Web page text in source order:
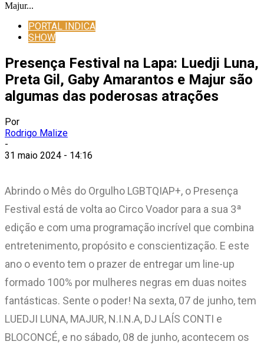
Majur...
PORTAL INDICA
SHOW
Presença Festival na Lapa: Luedji Luna,
Preta Gil, Gaby Amarantos e Majur são
algumas das poderosas atrações
Por
Rodrigo Malize
-
31 maio 2024 - 14:16
Abrindo o Mês do Orgulho LGBTQIAP+, o Presença
Festival está de volta ao Circo Voador para a sua 3ª
edição e com uma programação incrível que combina
entretenimento, propósito e conscientização. E este
ano o evento tem o prazer de entregar um line-up
formado 100% por mulheres negras em duas noites
fantásticas. Sente o poder! Na sexta, 07 de junho, tem
LUEDJI LUNA, MAJUR, N.I.N.A, DJ LAÍS CONTI e
BLOCONCÉ, e no sábado, 08 de junho, acontecem os